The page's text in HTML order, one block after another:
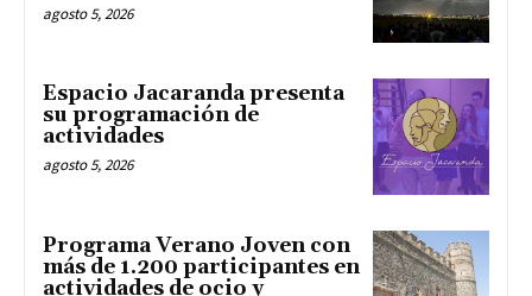
agosto 5, 2026
Espacio Jacaranda presenta
su programación de
actividades
agosto 5, 2026
Programa Verano Joven con
más de 1.200 participantes en
actividades de ocio y